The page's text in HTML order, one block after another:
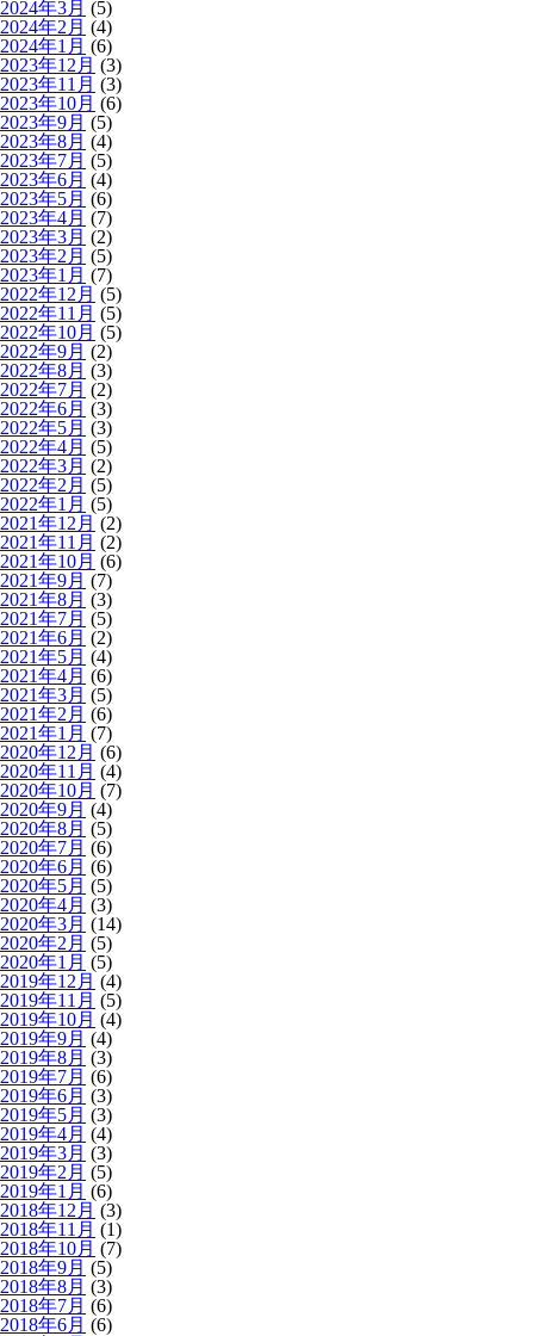
2024年3月 (5)
2024年2月 (4)
2024年1月 (6)
2023年12月 (3)
2023年11月 (3)
2023年10月 (6)
2023年9月 (5)
2023年8月 (4)
2023年7月 (5)
2023年6月 (4)
2023年5月 (6)
2023年4月 (7)
2023年3月 (2)
2023年2月 (5)
2023年1月 (7)
2022年12月 (5)
2022年11月 (5)
2022年10月 (5)
2022年9月 (2)
2022年8月 (3)
2022年7月 (2)
2022年6月 (3)
2022年5月 (3)
2022年4月 (5)
2022年3月 (2)
2022年2月 (5)
2022年1月 (5)
2021年12月 (2)
2021年11月 (2)
2021年10月 (6)
2021年9月 (7)
2021年8月 (3)
2021年7月 (5)
2021年6月 (2)
2021年5月 (4)
2021年4月 (6)
2021年3月 (5)
2021年2月 (6)
2021年1月 (7)
2020年12月 (6)
2020年11月 (4)
2020年10月 (7)
2020年9月 (4)
2020年8月 (5)
2020年7月 (6)
2020年6月 (6)
2020年5月 (5)
2020年4月 (3)
2020年3月 (14)
2020年2月 (5)
2020年1月 (5)
2019年12月 (4)
2019年11月 (5)
2019年10月 (4)
2019年9月 (4)
2019年8月 (3)
2019年7月 (6)
2019年6月 (3)
2019年5月 (3)
2019年4月 (4)
2019年3月 (3)
2019年2月 (5)
2019年1月 (6)
2018年12月 (3)
2018年11月 (1)
2018年10月 (7)
2018年9月 (5)
2018年8月 (3)
2018年7月 (6)
2018年6月 (6)